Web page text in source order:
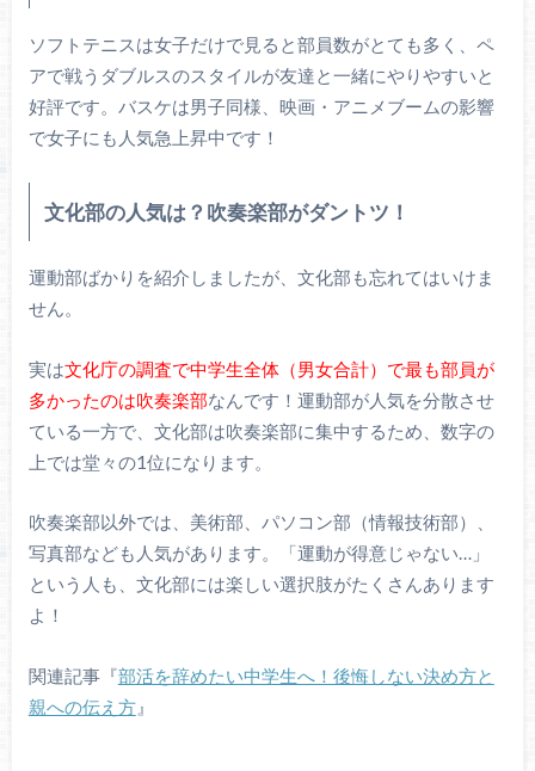
ソフトテニスは女子だけで見ると部員数がとても多く、ペ
アで戦うダブルスのスタイルが友達と一緒にやりやすいと
好評です。バスケは男子同様、映画・アニメブームの影響
で女子にも人気急上昇中です！
文化部の人気は？吹奏楽部がダントツ！
運動部ばかりを紹介しましたが、文化部も忘れてはいけま
せん。
実は文化庁の調査で中学生全体（男女合計）で最も部員が
多かったのは吹奏楽部なんです！運動部が人気を分散させ
ている一方で、文化部は吹奏楽部に集中するため、数字の
上では堂々の1位になります。
吹奏楽部以外では、美術部、パソコン部（情報技術部）、
写真部なども人気があります。「運動が得意じゃない…」
という人も、文化部には楽しい選択肢がたくさんあります
よ！
関連記事『部活を辞めたい中学生へ！後悔しない決め方と
親への伝え方』